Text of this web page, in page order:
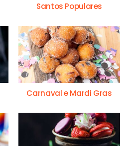
Santos Populares
Carnaval e Mardi Gras